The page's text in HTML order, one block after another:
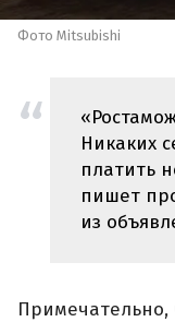
Фото Mitsubishi
Никаких
платить
пишет
из
Примечательно,